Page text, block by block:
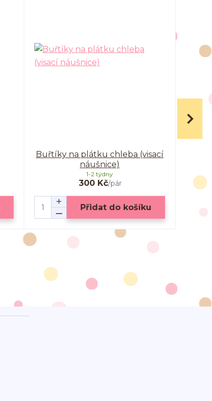
Buřtíky na plátku chleba (visací
náušnice)
300 Kč/pár
1-2 týdny
Přidat do košíku